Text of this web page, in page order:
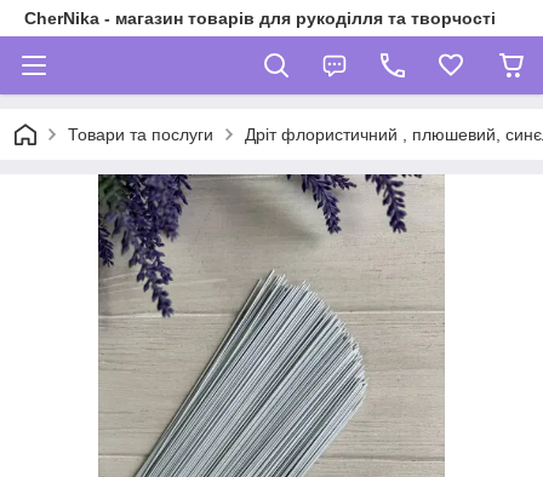
CherNika - магазин товарів для рукоділля та творчості
Товари та послуги Дріт флористичний , плюшевий,